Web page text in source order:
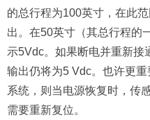
的总行程为100英寸，在此
出。在50英寸（其总行程的
示5Vdc。如果断电并重新接
输出仍将为5 Vdc。也许更
系统，则当电源恢复时，传
需要重新复位。